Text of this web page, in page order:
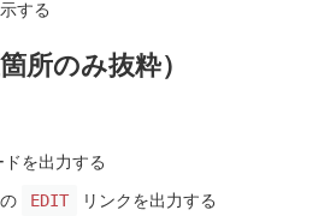
する
所のみ抜粋）
ドを出力する
EDIT
リンクを出力する